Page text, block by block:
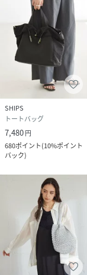
SHIPS
トートバッグ
7,480円
680ポイント(10%ポイント
バック)